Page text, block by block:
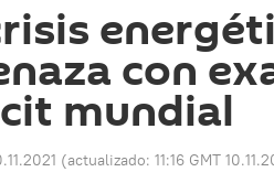
con
mundial
(actualizado: 11:16 GMT